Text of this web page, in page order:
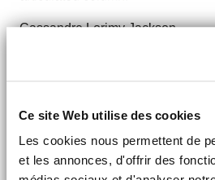
Ce site Web utilise des cookies
Les cookies nous permettent de
et les annonces, d'offrir des
Cassandre Lorimy Jackson
CNSM Paris Prize - School of
Certified Pilates Teacher -
Chair.